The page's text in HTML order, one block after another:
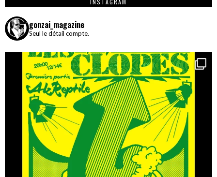
INSTAGRAM
gonzai_magazine
Seul le détail compte.